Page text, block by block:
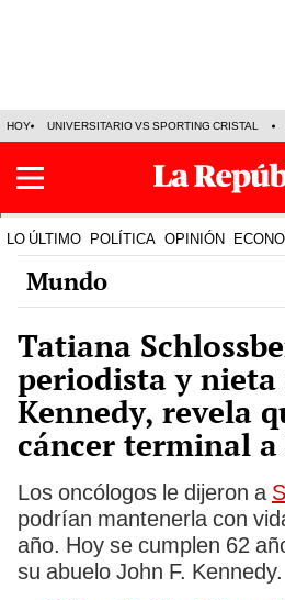
HOY UNIVERSITARIO VS SPORTING CRISTAL
LO ÚLTIMO POLÍTICA OPINIÓN
Mundo
Tatiana
periodista y nieta
Kennedy, revela
cáncer terminal a
Los oncólogos le dijeron a
podrían mantenerla con
año. Hoy se cumplen 62
su abuelo John F. Kennedy.